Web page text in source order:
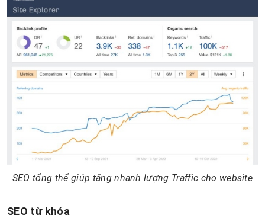
SEO tổng thể giúp tăng nhanh lượng Traffic cho website
SEO từ khóa